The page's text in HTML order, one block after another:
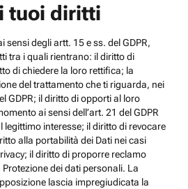
tuoi diritti
sensi degli artt. 15 e ss. del GDPR,
tra i quali rientrano: il diritto di
di chiedere la loro rettifica; la
del trattamento che ti riguarda, nei
GDPR; il diritto di opporti al loro
ai sensi dell’art. 21 del GDPR
legittimo interesse; il diritto di revocare
alla portabilità dei Dati nei casi
il diritto di proporre reclamo
Protezione dei dati personali. La
lascia impregiudicata la